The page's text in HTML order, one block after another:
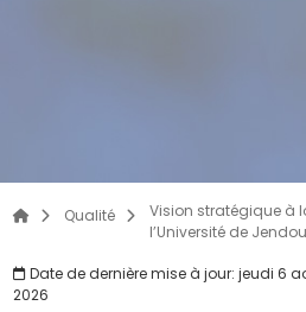
Qualité
Vision stratégique à
l’Université de
Date de dernière mise à jour: jeudi 6
2026